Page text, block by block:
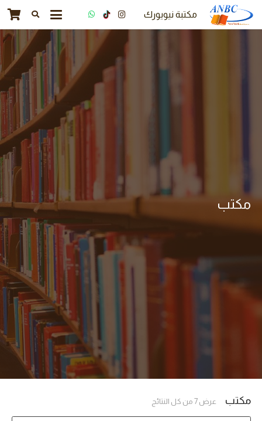
مكتبة نيويورك
مكتب
مكتب عرض ⁦7⁩ من كل النتائج
الفرز